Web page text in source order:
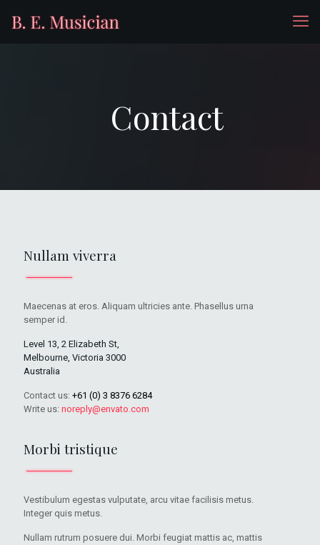
Contact
Nullam viverra
Maecenas at eros. Aliquam ultricies ante. Phasellus urna
semper id.
Level 13, 2 Elizabeth St,
Melbourne, Victoria 3000
Australia
Contact us: +61 (0) 3 8376 6284
Write us: noreply@envato.com
Morbi tristique
Vestibulum egestas vulputate, arcu vitae facilisis metus.
Integer quis metus.
Nullam rutrum posuere dui. Morbi feugiat mattis ac, mattis